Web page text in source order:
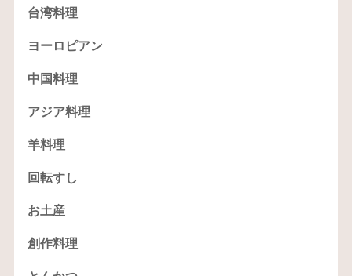
台湾料理
ヨーロピアン
中国料理
アジア料理
羊料理
回転すし
お土産
創作料理